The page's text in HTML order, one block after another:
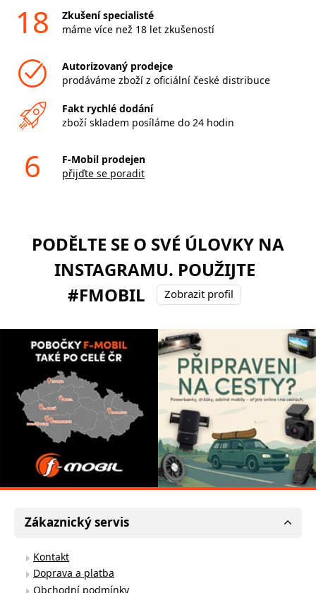
18
Zkušení specialisté
máme více než 18 let zkušeností
Autorizovaný prodejce
prodáváme zboží z oficiální české distribuce
Fakt rychlé dodání
zboží skladem posíláme do 24 hodin
6
F-Mobil prodejen
přijďte se poradit
PODĚLTE SE O SVÉ ÚLOVKY NA
INSTAGRAMU. POUŽIJTE
#FMOBIL
Zobrazit profil
Zákaznický servis
Kontakt
Doprava a platba
Obchodní podmínky